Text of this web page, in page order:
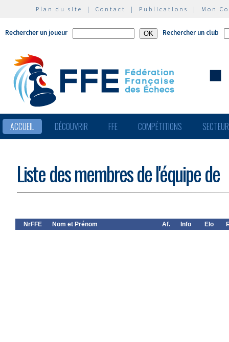
Plan du site | Contact | Publications | Mon
Rechercher un joueur Rechercher un club
ACCUEIL DÉCOUVRIR FFE COMPÉTITIONS
Liste des membres de l'équipe de
NrFFE Nom et Prénom Af. Info Elo